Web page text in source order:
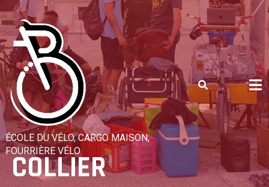
Skip
to
content
ÉCOLE DU VÉLO, CARGO MAISON,
FOURRIÈRE VÉLO
COLLIER